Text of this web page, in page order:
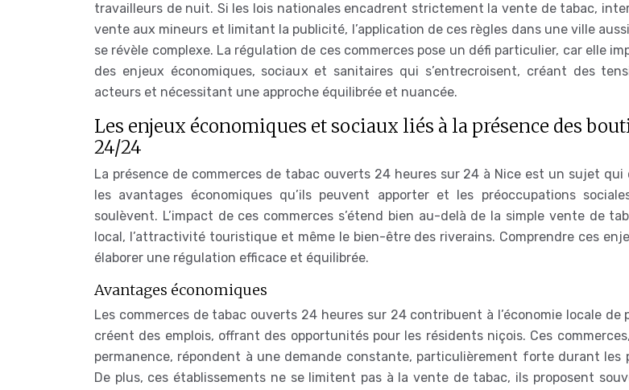
travailleurs de nuit. Si les lois nationales encadrent strictement la vente de tabac,
vente aux mineurs et limitant la publicité, l’application de ces règles dans une ville
se révèle complexe. La régulation de ces commerces pose un défi particulier, car elle
des enjeux économiques, sociaux et sanitaires qui s’entrecroisent, créant des
acteurs et nécessitant une approche équilibrée et nuancée.
Les enjeux économiques et sociaux liés à la présence des
24/24
La présence de commerces de tabac ouverts 24 heures sur 24 à Nice est un sujet
les avantages économiques qu’ils peuvent apporter et les préoccupations
soulèvent. L’impact de ces commerces s’étend bien au-delà de la simple vente de
local, l’attractivité touristique et même le bien-être des riverains. Comprendre ces
élaborer une régulation efficace et équilibrée.
Avantages économiques
Les commerces de tabac ouverts 24 heures sur 24 contribuent à l’économie locale de
créent des emplois, offrant des opportunités pour les résidents niçois. Ces
permanence, répondent à une demande constante, particulièrement forte durant les
De plus, ces établissements ne se limitent pas à la vente de tabac, ils proposent